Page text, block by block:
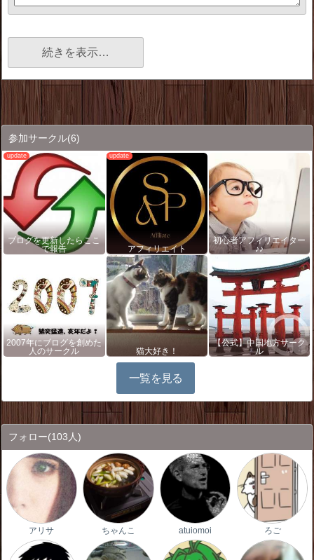
続きを表示…
参加サークル(6)
ブログを更新したらここ
で報告
アフィリエイト
初心者アフィリエイター
♪♪
2007年にブログを創めた
人のサークル
猫大好き！
【公式】中国地方サーク
ル
一覧を見る
フォロー(103人)
アリサ ちゃんこ atuiomoi ろご